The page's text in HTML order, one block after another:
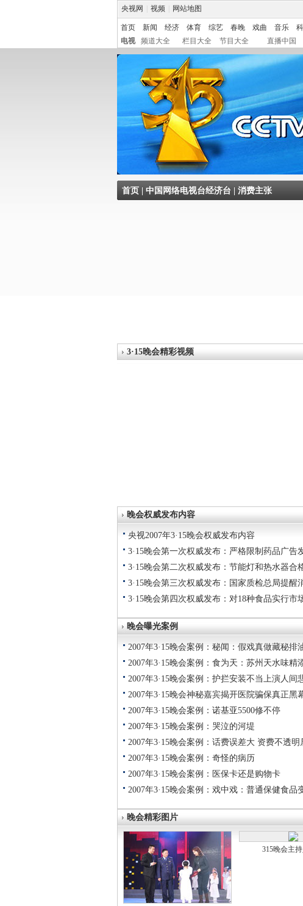
央视网 视频 网站地图
首页 新闻 经济 体育 综艺 春晚 戏曲 音乐
电视
频道大全 栏目大全 节目大全 直播中国
首页 中国网络电视台经济台 消费主张
3·15晚会精彩视频
晚会权威发布内容
央视2007年3·15晚会权威发布内容
3·15晚会第一次权威发布：严格限制药品广告
3·15晚会第二次权威发布：节能灯和热水器合
3·15晚会第三次权威发布：国家质检总局提醒
3·15晚会第四次权威发布：对18种食品实行市
晚会曝光案例
2007年3·15晚会案例：秘闻：假戏真做藏秘排
2007年3·15晚会案例：食为天：苏州天水味精
2007年3·15晚会案例：护拦安装不当上演人间
2007年3·15晚会神秘嘉宾揭开医院骗保真正黑
2007年3·15晚会案例：诺基亚5500修不停
2007年3·15晚会案例：哭泣的河堤
2007年3·15晚会案例：话费误差大 资费不透
2007年3·15晚会案例：奇怪的病历
2007年3·15晚会案例：医保卡还是购物卡
2007年3·15晚会案例：戏中戏：普通保健食品
晚会精彩图片
315晚会主